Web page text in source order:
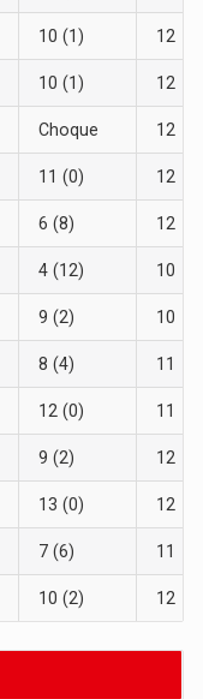
10 (1) 12
10 (1) 12
Choque 12
11 (0) 12
6 (8) 12
4 (12) 10
9 (2) 10
8 (4) 11
12 (0) 11
9 (2) 12
13 (0) 12
7 (6) 11
10 (2) 12